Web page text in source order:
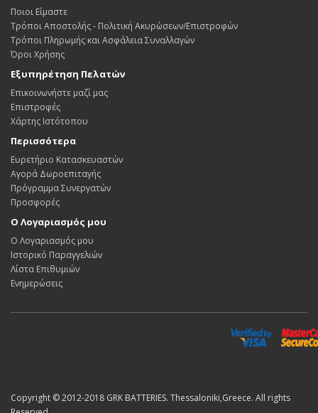
Ποιοι Είμαστε
Τρόποι Αποστολής - Πολιτική Ακυρώσεων/Επιστροφών
Τρόποι Πληρωμής και Ασφάλεια Συναλλαγών
Όροι Χρήσης
Εξυπηρέτηση Πελατών
Επικοινωνήστε μαζί μας
Επιστροφές
Χάρτης Ιστότοπου
Περισσότερα
Ευρετήριο Κατασκευαστών
Αγορά Δωροεπιταγής
Πρόγραμμα Συνεργατών
Προσφορές
Ο Λογαριασμός μου
Ο Λογαριασμός μου
Ιστορικό Παραγγελιών
Λίστα Επιθυμιών
Ενημερώσεις
Copyright © 2012-2018 GRK BATTERIES. Thessaloniki,Greece. All rights